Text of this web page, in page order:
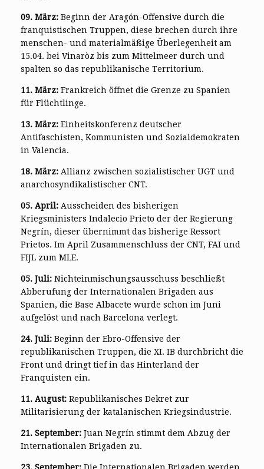
09. März: Beginn der Aragón-Offensive durch die
franquistischen Truppen, diese brechen durch ihre
menschen- und materialmäßige Überlegenheit am
15.04. bei Vinaròz bis zum Mittelmeer durch und
spalten so das republikanische Territorium.
11. März: Frankreich öffnet die Grenze zu Spanien
für Flüchtlinge.
13. März: Einheitskonferenz deutscher
Antifaschisten, Kommunisten und Sozialdemokraten
in Valencia.
18. März: Allianz zwischen sozialistischer UGT und
anarchosyndikalistischer CNT.
05. April: Ausscheiden des bisherigen
Kriegsministers Indalecio Prieto der der Regierung
Negrín, dieser übernimmt das bisherige Ressort
Prietos. Im April Zusammenschluss der CNT, FAI und
FIJL zum MLE.
05. Juli: Nichteinmischungsausschuss beschließt
Abberufung der Internationalen Brigaden aus
Spanien, die Base Albacete wurde schon im Juni
aufgelöst und nach Barcelona verlegt.
24. Juli: Beginn der Ebro-Offensive der
republikanischen Truppen, die XI. IB durchbricht die
Front und dringt tief in das Hinterland der
Franquisten ein.
11. August: Republikanisches Dekret zur
Militarisierung der katalanischen Kriegsindustrie.
21. September: Juan Negrín stimmt dem Abzug der
Internationalen Brigaden zu.